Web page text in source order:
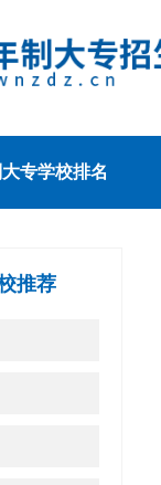
专学校排名
推荐